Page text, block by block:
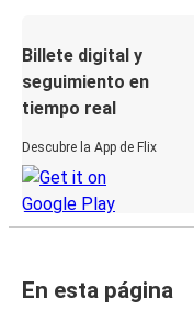
Billete digital y
seguimiento en
tiempo real
Descubre la App de Flix
En esta página